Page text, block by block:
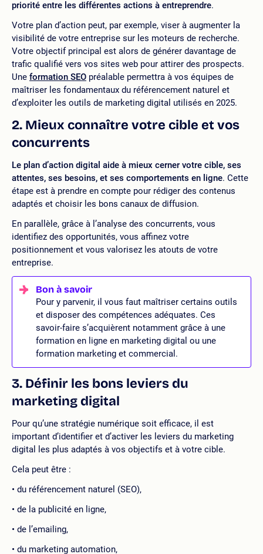
priorité entre les différentes actions à entreprendre.
Votre plan d’action peut, par exemple, viser à augmenter la
visibilité de votre entreprise sur les moteurs de recherche.
Votre objectif principal est alors de générer davantage de
trafic qualifié vers vos sites web pour attirer des prospects.
Une formation SEO préalable permettra à vos équipes de
maîtriser les fondamentaux du référencement naturel et
d’exploiter les outils de marketing digital utilisés en 2025.
2. Mieux connaître votre cible et vos
concurrents
Le plan d’action digital aide à mieux cerner votre cible, ses
attentes, ses besoins, et ses comportements en ligne. Cette
étape est à prendre en compte pour rédiger des contenus
adaptés et choisir les bons canaux de diffusion.
En parallèle, grâce à l’analyse des concurrents, vous
identifiez des opportunités, vous affinez votre
positionnement et vous valorisez les atouts de votre
entreprise.
Pour y parvenir, il vous faut maîtriser certains outils
et disposer des compétences adéquates. Ces
savoir-faire s’acquièrent notamment grâce à une
formation en ligne en marketing digital ou une
formation marketing et commercial.
3. Définir les bons leviers du
marketing digital
Pour qu’une stratégie numérique soit efficace, il est
important d’identifier et d’activer les leviers du marketing
digital les plus adaptés à vos objectifs et à votre cible.
Cela peut être :
du référencement naturel (SEO),
de la publicité en ligne,
de l’emailing,
du marketing automation,